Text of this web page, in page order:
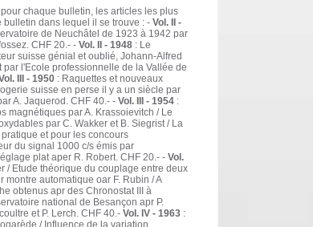
chaque bulletin, les articles les plus
dans lequel il se trouve : - Vol. II -
de Neuchâtel de 1923 à 1942 par
CHF 20.- - Vol. II - 1948: Le
suisse génial et oublié, Johann-Alfred
l'Ecole professionnelle de la Vallée de
III - 1950: Raquettes et nouveaux
suisse en perse il y a un siècle par
A. Jaquerod. CHF 40.- - Vol. III - 1954:
magnétiques par A. Krassoievitch / Le
par C. Wakker et B. Siegrist / La
et pour les concours
du signal 1000 c/s émis par
plat aper R. Robert. CHF 20.- - Vol.
/ Etude théorique du couplage entre deux
montre automatique oar F. Rubin / A
obtenus apr des Chronostat III à
national de Besançon apr P.
et P. Lerch. CHF 40.- Vol. IV - 1963 :
/ Influence de la variation